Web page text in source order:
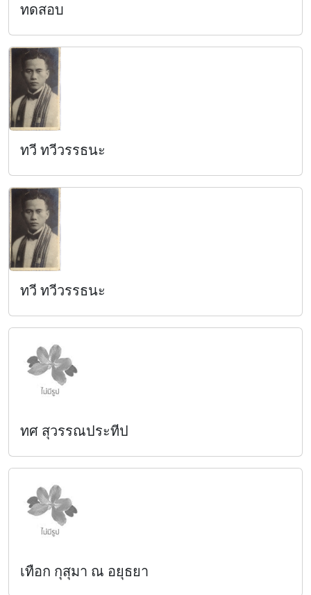
ทดสอบ
ทวี ทวีวรรธนะ
ทวี ทวีวรรธนะ
ทศ สุวรรณประทีป
เทือก กุสุมา ณ อยุธยา